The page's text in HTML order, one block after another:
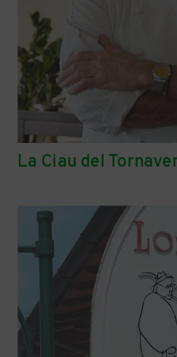
La Ciau del